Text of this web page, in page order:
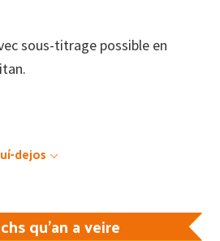
sous-titrage possible en
dejos
qu'an a veire